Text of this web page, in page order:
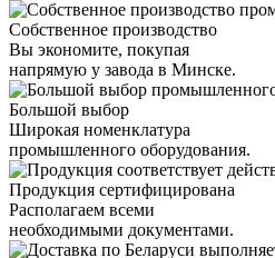
Собственное производство
Вы экономите, покупая
напрямую у завода в Минске.
Большой выбор
Широкая номенклатура
промышленного оборудования.
Продукция сертифицирована
Располагаем всеми
необходимыми документами.